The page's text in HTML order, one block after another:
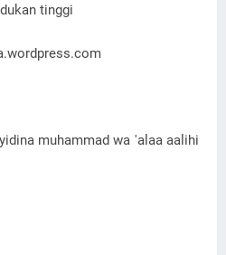
tinggi
muhammad wa 'alaa aalihi